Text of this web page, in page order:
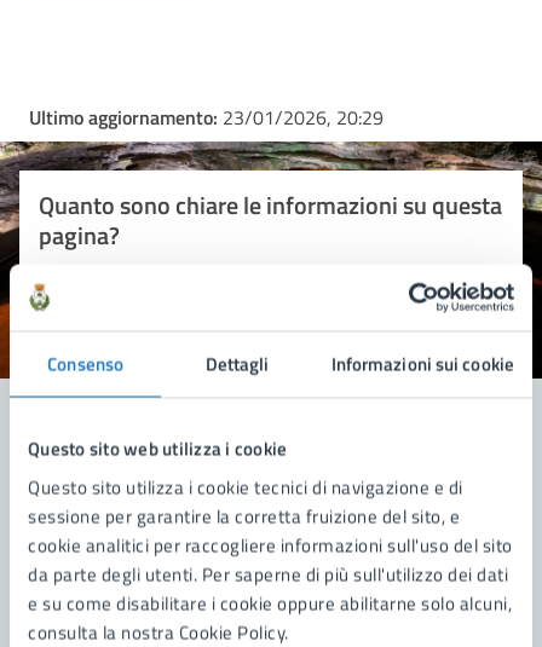
Consenso Dettagli Informazioni sui cookie
Questo sito web utilizza i cookie
Questo sito utilizza i cookie tecnici di navigazione e di
sessione per garantire la corretta fruizione del sito, e
cookie analitici per raccogliere informazioni sull'uso del sito
da parte degli utenti. Per saperne di più sull'utilizzo dei dati
e su come disabilitare i cookie oppure abilitarne solo alcuni,
consulta la nostra Cookie Policy.
Ultimo aggiornamento: 23/01/2026, 20:29
Quanto sono chiare le informazioni su questa
pagina?
Contatta il comune
Leggi le domande frequenti
Richiedi assistenza
Prenota appuntamento